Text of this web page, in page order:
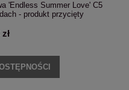
'Endless Summer Love' C5
- produkt przycięty